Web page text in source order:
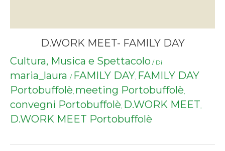
D.WORK MEET- FAMILY DAY
Cultura, Musica e Spettacolo / Di
maria_laura / FAMILY DAY, FAMILY DAY
Portobuffolè, meeting Portobuffolè,
convegni Portobuffolè, D.WORK MEET,
D.WORK MEET Portobuffolè